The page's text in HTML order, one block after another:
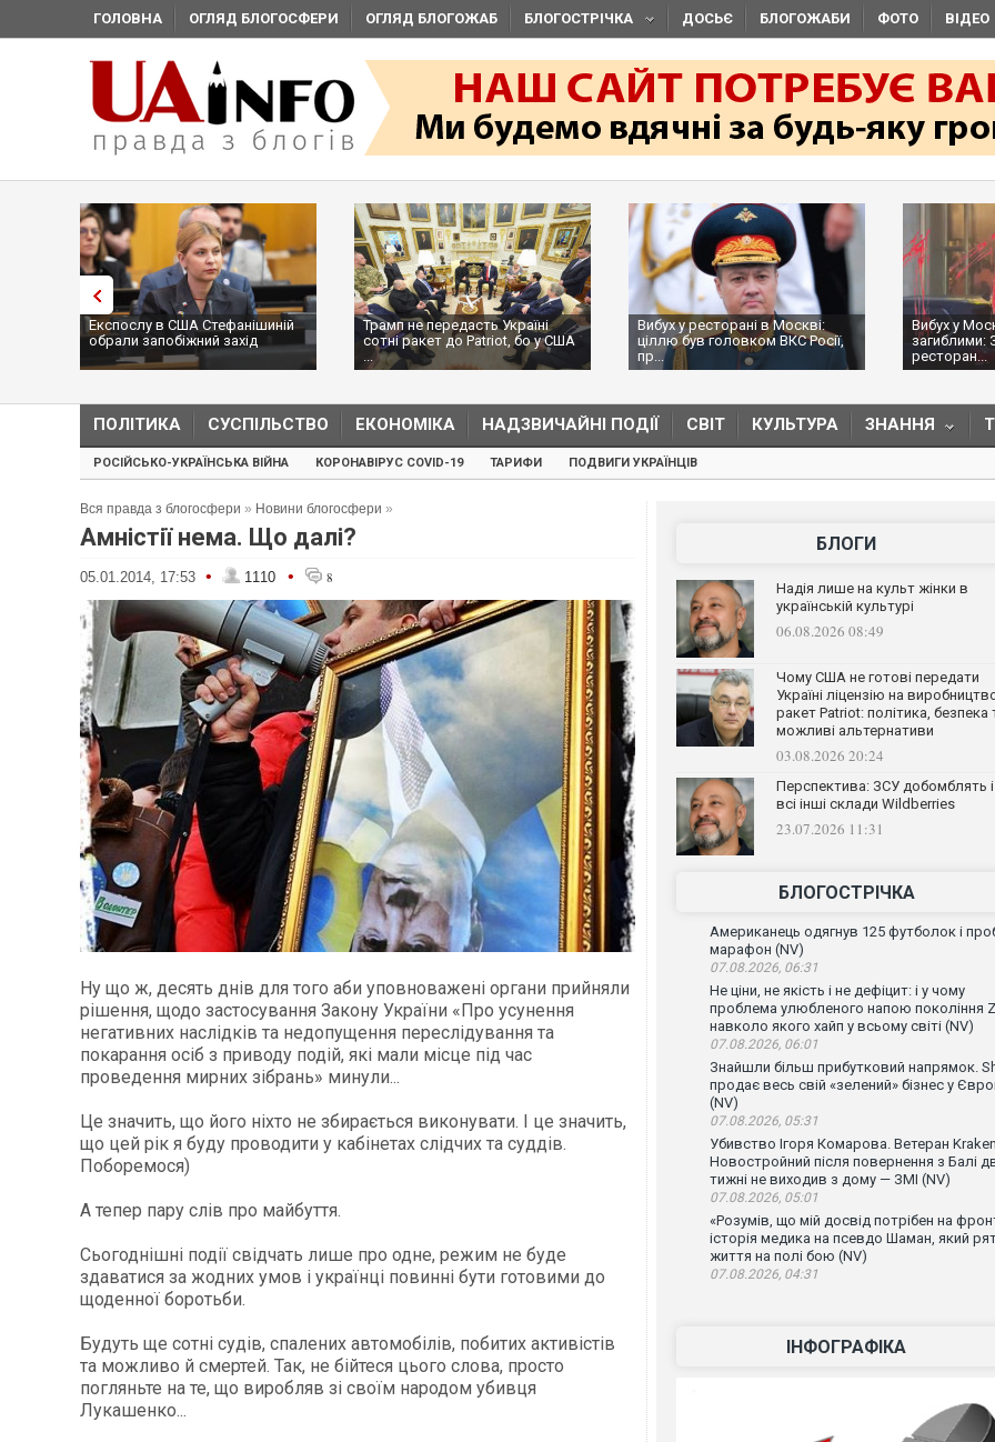
ГОЛОВНА ОГЛЯД БЛОГОСФЕРИ ОГЛЯД БЛОГОЖАБ БЛОГОСТРІЧКА ДОСЬЄ БЛОГОЖАБИ ФОТО ВІДЕО
Експослу в США Стефанішиній
обрали запобіжний захід
Трамп не передасть Україні
сотні ракет до Patriot, бо у США
...
Вибух у ресторані в Москві:
ціллю був головком ВКС Росії,
пр...
Вибух у
загиблими:
ресторан...
ПОЛІТИКА СУСПІЛЬСТВО ЕКОНОМІКА НАДЗВИЧАЙНІ ПОДІЇ СВІТ КУЛЬТУРА ЗНАННЯ
РОСІЙСЬКО-УКРАЇНСЬКА ВІЙНА КОРОНАВІРУС COVID-19 ТАРИФИ ПОДВИГИ УКРАЇНЦІВ
Вся правда з блогосфери » Новини блогосфери »
Амністії нема. Що далі?
05.01.2014, 17:53 • 1110 • 8
Ну що ж, десять днів для того аби уповноважені органи прийняли
рішення, щодо застосування Закону України «Про усунення
негативних наслідків та недопущення переслідування та
покарання осіб з приводу подій, які мали місце під час
проведення мирних зібрань» минули...
Це значить, що його ніхто не збирається виконувати. І це значить,
що цей рік я буду проводити у кабінетах слідчих та суддів.
Поборемося)
А тепер пару слів про майбуття.
Сьогоднішні події свідчать лише про одне, режим не буде
здаватися за жодних умов і українці повинні бути готовими до
щоденної боротьби.
Будуть ще сотні судів, спалених автомобілів, побитих активістів
та можливо й смертей. Так, не бійтеся цього слова, просто
погляньте на те, що виробляв зі своїм народом убивця
Лукашенко...
БЛОГИ
Надія лише на культ жінки в
українській культурі
06.08.2026 08:49
Чому США не готові передати
Україні ліцензію на
ракет Patriot: політика, безпека
можливі альтернативи
03.08.2026 20:24
Перспектива: ЗСУ добомблять і
всі інші склади Wildberries
23.07.2026 11:31
БЛОГОСТРІЧКА
Американець одягнув 125 футболок і
марафон (NV)
07.08.2026, 06:31
Не ціни, не якість і не дефіцит: і у чому
проблема улюбленого напою покоління
навколо якого хайп у всьому світі (NV)
07.08.2026, 06:01
Знайшли більш прибутковий напрямок.
продає весь свій «зелений» бізнес у
(NV)
07.08.2026, 05:31
Убивство Ігоря Комарова. Ветеран Kraken
Новостройний після повернення з Балі
тижні не виходив з дому — ЗМІ (NV)
07.08.2026, 05:01
«Розумів, що мій досвід потрібен на
історія медика на псевдо Шаман, який
життя на полі бою (NV)
07.08.2026, 04:31
ІНФОГРАФІКА